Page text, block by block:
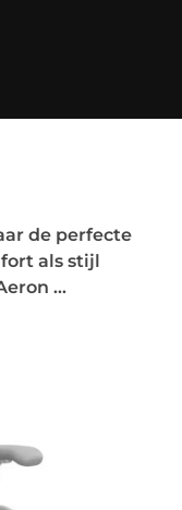
de perfecte
als stijl
...